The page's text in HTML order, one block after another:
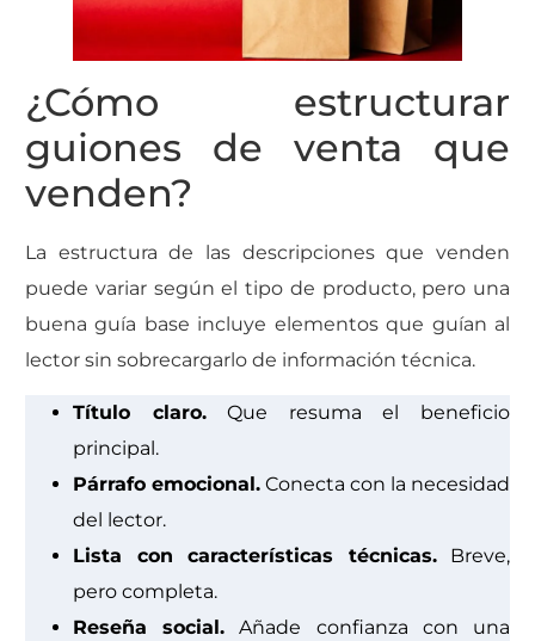
¿Cómo estructurar
guiones de venta que
venden?
La estructura de las descripciones que venden
puede variar según el tipo de producto, pero una
buena guía base incluye elementos que guían al
lector sin sobrecargarlo de información técnica.
Título claro.Que resuma el beneficio
principal.
Párrafo emocional. Conecta con la necesidad
del lector.
Lista con características técnicas.Breve,
pero completa.
Reseña social. Añade confianza con una